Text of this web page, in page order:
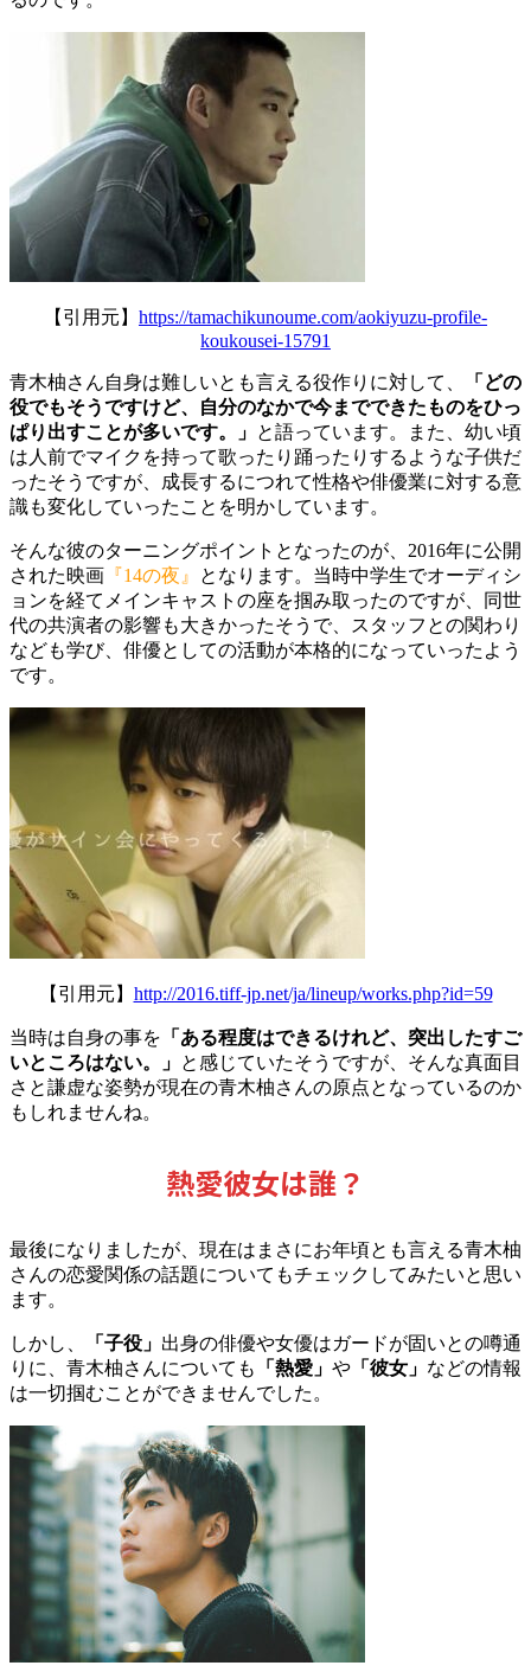
【引用元】 https://tamachikunoume.com/aokiyuzu-profile-
koukousei-15791
青木柚さん自身は難しいとも言える役作りに対して、
「どの
役でもそうですけど、自分のなかで今までできたものをひっ
ぱり出すことが多いです。」 と語っています。また、幼い頃
は人前でマイクを持って歌ったり踊ったりするような子供だ
ったそうですが、成長するにつれて性格や俳優業に対する意
識も変化していったことを明かしています。
そんな彼のターニングポイントとなったのが、2016年に公開
された映画 『14の夜』
となります。当時中学生でオーディシ
ョンを経てメインキャストの座を掴み取ったのですが、
同世
代の共演者の影響も大きかったそうで、スタッフとの関わり
なども学び、俳優としての活動が本格的になっていったよう
です。
【引用元】 http://2016.tiff-jp.net/ja/lineup/works.php?id=59
当時は自身の事を 「ある程度はできるけれど、突出したすご
いところはない。」 と感じていたそうですが、そんな真面目
さと謙虚な姿勢が現在の青木柚さんの原点となっているのか
もしれませんね。
熱愛彼女は誰？
最後になりましたが、現在はまさにお年頃とも言える青木柚
さんの恋愛関係の話題についてもチェックしてみたいと思い
ます。
しかし、 「子役」 出身の俳優や女優はガードが固いとの噂通
りに、青木柚さんについても
「熱愛」 や 「彼女」 などの情報
は一切掴むことができませんでした。